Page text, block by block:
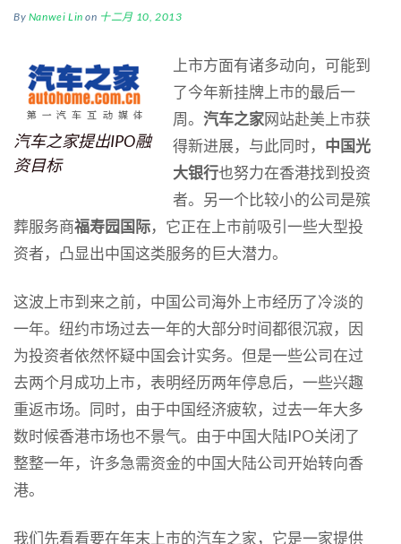
By Nanwei Lin on 十二月 10, 2013
汽车之家提出IPO融
资目标
上市方面有诸多动向，可能到
了今年新挂牌上市的最后一
周。 汽车之家网站赴美上市获
得新进展，与此同时， 中国光
大银行也努力在香港找到投资
者。另一个比较小的公司是殡
葬服务商福寿园国际，它正在上市前吸引一些大型投
资者，凸显出中国这类服务的巨大潜力。
这波上市到来之前，中国公司海外上市经历了冷淡的
一年。纽约市场过去一年的大部分时间都很沉寂，因
为投资者依然怀疑中国会计实务。但是一些公司在过
去两个月成功上市，表明经历两年停息后，一些兴趣
重返市场。同时，由于中国经济疲软，过去一年大多
数时候香港市场也不景气。由于中国大陆IPO关闭了
整整一年，许多急需资金的中国大陆公司开始转向香
港。
我们先看看要在年末上市的汽车之家，它是一家提供